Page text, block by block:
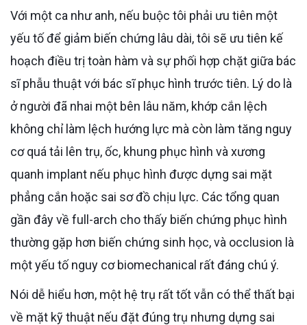
Với một ca như anh, nếu buộc tôi phải ưu tiên một
yếu tố để giảm biến chứng lâu dài, tôi sẽ ưu tiên kế
hoạch điều trị toàn hàm và sự phối hợp chặt giữa bác
sĩ phẫu thuật với bác sĩ phục hình trước tiên. Lý do là
ở người đã nhai một bên lâu năm, khớp cắn lệch
không chỉ làm lệch hướng lực mà còn làm tăng nguy
cơ quá tải lên trụ, ốc, khung phục hình và xương
quanh implant nếu phục hình được dựng sai mặt
phẳng cắn hoặc sai sơ đồ chịu lực. Các tổng quan
gần đây về full-arch cho thấy biến chứng phục hình
thường gặp hơn biến chứng sinh học, và occlusion là
một yếu tố nguy cơ biomechanical rất đáng chú ý.
Nói dễ hiểu hơn, một hệ trụ rất tốt vẫn có thể thất bại
về mặt kỹ thuật nếu đặt đúng trụ nhưng dựng sai